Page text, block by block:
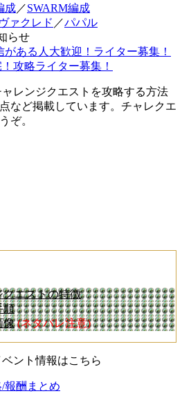
成／SWARM編成
ァクレド ／パパル
らせ
ある人大歓迎！ライター募集！
攻略ライター募集！
レンジクエストを攻略する方法
など掲載しています。チャレクエ
ぞ。
エストの特徴
順
像 (ネタバレ注意)
ント情報はこちら
報酬まとめ